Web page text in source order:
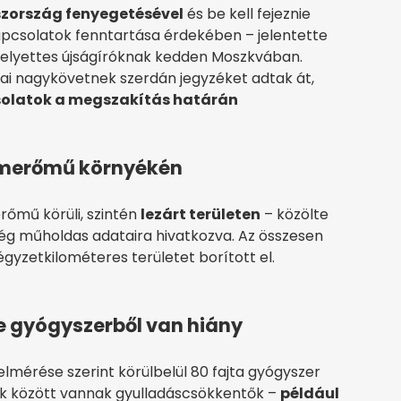
fenyegetésével és be kell fejeznie
fenntartása érdekében – jelentette
újságíróknak kedden Moszkvában.
nagykövetnek szerdán jegyzéket adtak át,
a megszakítás határán
környékén
körüli, szintén lezárt területen – közölte
műholdas adataira hivatkozva. Az összesen
területet borított el.
gyógyszerből van hiány
szerint körülbelül 80 fajta gyógyszer
között vannak gyulladáscsökkentők – például